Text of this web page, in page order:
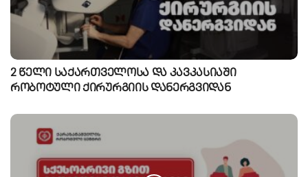
2 წელი საქართველოსა და კავკასიაში
რობოტული ქირურგიის დანერგვიდან